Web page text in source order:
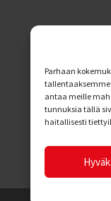
Parhaan
antaa meille
tunnuksia tällä
haitallisesti